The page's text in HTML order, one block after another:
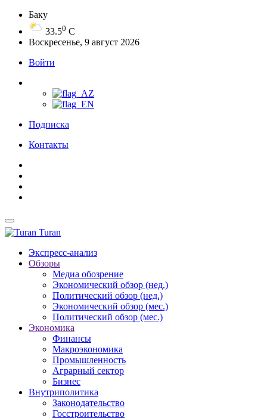
Баку
33.50 C
Воскресенье, 9 август 2026
Войти
Подписка
Контакты
Turan
Экспресс-анализ
Обзоры
Медиа обозрение
Экономический обзор (нед.)
Политический обзор (нед.)
Экономический обзор (мес.)
Политический обзор (мес.)
Экономика
Финансы
Макроэкономика
Промышленность
Аграрный сектор
Бизнес
Внутриполитика
Законодательство
Госстроительство